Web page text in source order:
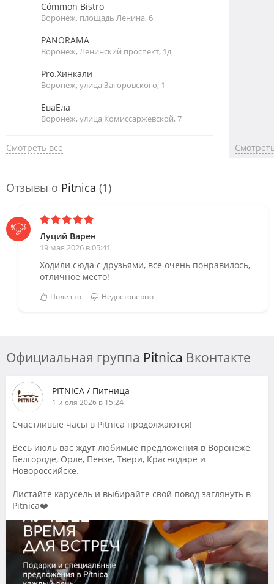
Cómmon Bistro
Воронеж, площадь Ленина, 6
PANORAMA
Воронеж, Ленинский проспект, 1д
Pro.Хинкали
Воронеж, улица Загоровского, 1
ЕваЕла
Воронеж, улица Комиссаржевской, 7
Смотреть все
Отзывы о Pitnica (1)
Луций Варен
19 мая 2026 в 05:41
Ходили сюда с друзьями, все очень понравилось,
отличное место!
Полезно Недостоверно
Официальная группа Pitnica Вконтакте
PITNICA / Питница
1 июля 2026 в 15:24
Счастливые часы в Pitnica продолжаются!
Весь июль вас ждут любимые предложения в Воронеже,
Белгороде, Орле, Пензе, Твери, Краснодаре и
Новороссийске.
Листайте карусель и выбирайте свой повод заглянуть в
Pitnica❤️